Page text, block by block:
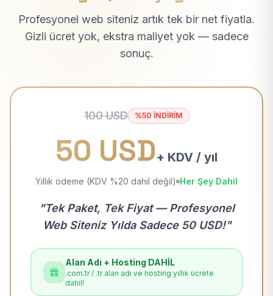
Profesyonel web siteniz artık tek bir net fiyatla.
Gizli ücret yok, ekstra maliyet yok — sadece
sonuç.
100 USD %50 İNDİRİM
50 USD+ KDV / yıl
Yıllık ödeme (KDV %20 dahil değil) Her Şey Dahil
"Tek Paket, Tek Fiyat — Profesyonel
Web Siteniz Yılda Sadece 50 USD!"
Alan Adı + Hosting DAHİL
.com.tr / .tr alan adı ve hosting yıllık ücrete
dahil!